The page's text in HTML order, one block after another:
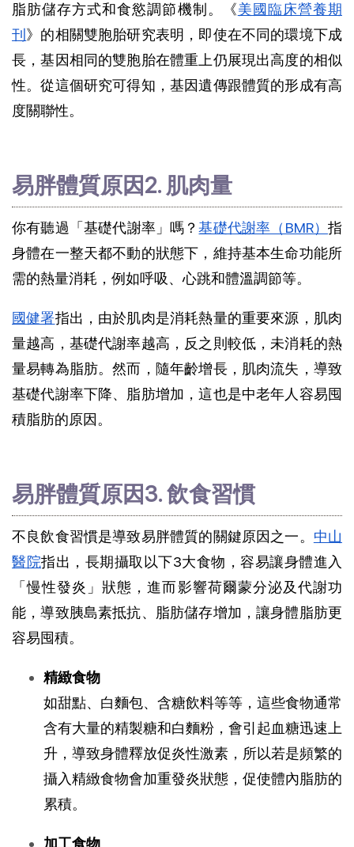
脂肪儲存方式和食慾調節機制。《美國臨床營養期
刊 》的相關雙胞胎研究表明，即使在不同的環境下成
長，基因相同的雙胞胎在體重上仍展現出高度的相似
性。從這個研究可得知，基因遺傳跟體質的形成有高
度關聯性。
易胖體質原因2. 肌肉量
你有聽過「基礎代謝率」嗎？基礎代謝率（BMR）指
身體在一整天都不動的狀態下，維持基本生命功能所
需的熱量消耗，例如呼吸、心跳和體溫調節等。
國健署指出，由於肌肉是消耗熱量的重要來源，肌肉
量越高，基礎代謝率越高，反之則較低，未消耗的熱
量易轉為脂肪。然而，隨年齡增長，肌肉流失，導致
基礎代謝率下降、脂肪增加，這也是中老年人容易囤
積脂肪的原因。
易胖體質原因3. 飲食習慣
不良飲食習慣是導致易胖體質的關鍵原因之一。 中山
醫院指出，長期攝取以下3大食物，容易讓身體進入
「慢性發炎」狀態，進而影響荷爾蒙分泌及代謝功
能，導致胰島素抵抗、脂肪儲存增加，讓身體脂肪更
容易囤積。
精緻食物
如甜點、白麵包、含糖飲料等等，這些食物通常
含有大量的精製糖和白麵粉，會引起血糖迅速上
升，導致身體釋放促炎性激素，所以若是頻繁的
攝入精緻食物會加重發炎狀態，促使體內脂肪的
累積。